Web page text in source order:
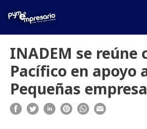
INADEM se reúne
Pacífico en apoyo
Pequeñas